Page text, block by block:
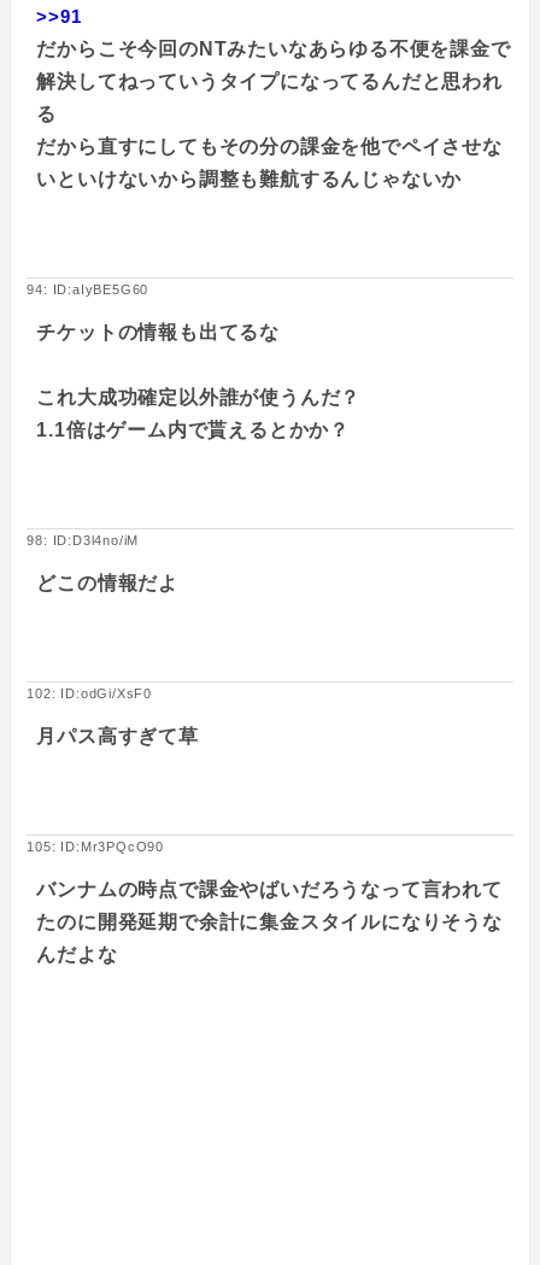
>>91
だからこそ今回のNTみたいなあらゆる不便を課金で
解決してねっていうタイプになってるんだと思われ
る
だから直すにしてもその分の課金を他でペイさせな
いといけないから調整も難航するんじゃないか
94: ID:aIyBE5G60
チケットの情報も出てるな
これ大成功確定以外誰が使うんだ？
1.1倍はゲーム内で貰えるとかか？
98: ID:D3l4no/iM
どこの情報だよ
102: ID:odGi/XsF0
月パス高すぎて草
105: ID:Mr3PQcO90
バンナムの時点で課金やばいだろうなって言われて
たのに開発延期で余計に集金スタイルになりそうな
んだよな